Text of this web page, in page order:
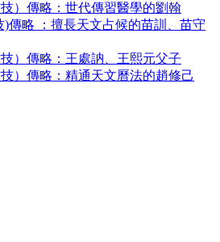
）傳略：世代傳習醫學的劉翰
傳略 ：擅長天文占候的苗訓、苗守
）傳略：王處訥、王熙元父子
）傳略：精通天文曆法的趙修己